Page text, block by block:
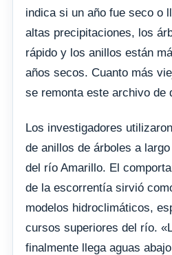
indica si un año fue seco o
altas precipitaciones, los
rápido y los anillos están
años secos. Cuanto más
se remonta este archivo de
Los investigadores
de anillos de árboles a
del río Amarillo. El
de la escorrentía sirvió
modelos hidroclimáticos,
cursos superiores del río.
finalmente llega aguas